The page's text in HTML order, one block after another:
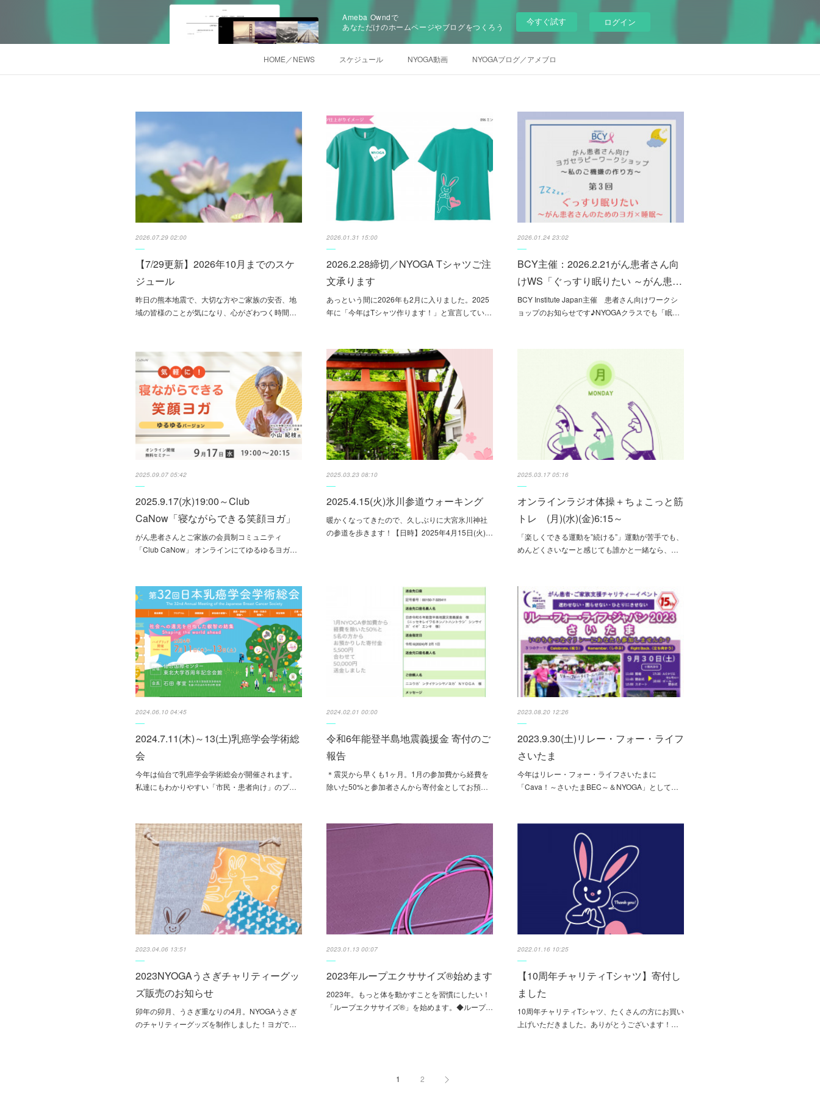
Ameba Owndで
あなただけのホームページやブログをつくろう
今すぐ試す ログイン
HOME／NEWS スケジュール NYOGA動画 NYOGAブログ／アメブロ
2026.07.29 02:00
【7/29更新】2026年10月までのスケ
ジュール
昨日の熊本地震で、大切な方やご家族の安否、地
域の皆様のことが気になり、心がざわつく時間…
2026.01.31 15:00
2026.2.28締切／NYOGA Tシャツご注
文承ります
あっという間に2026年も2月に入りました。2025
年に「今年はTシャツ作ります！」と宣言してい…
2026.01.24 23:02
BCY主催：2026.2.21がん患者さん向
けWS「ぐっすり眠りたい ～がん患…
BCY Institute Japan主催 患者さん向けワークシ
ョップのお知らせです♪NYOGAクラスでも「眠…
2025.09.07 05:42
2025.9.17(水)19:00～Club
CaNow「寝ながらできる笑顔ヨガ」
がん患者さんとご家族の会員制コミュニティ
「Club CaNow」 オンラインにてゆるゆるヨガ…
2025.03.23 08:10
2025.4.15(火)氷川参道ウォーキング
暖かくなってきたので、久しぶりに大宮氷川神社
の参道を歩きます！【日時】2025年4月15日(火)…
2025.03.17 05:16
オンラインラジオ体操＋ちょこっと筋
トレ (月)(水)(金)6:15～
「楽しくできる運動を”続ける”」運動が苦手でも、
めんどくさいなーと感じても誰かと一緒なら、…
2024.06.10 04:45
2024.7.11(木)～13(土)乳癌学会学術総
会
今年は仙台で乳癌学会学術総会が開催されます。
私達にもわかりやすい「市民・患者向け」のプ…
2024.02.01 00:00
令和6年能登半島地震義援金 寄付のご
報告
＊震災から早くも1ヶ月。1月の参加費から経費を
除いた50%と参加者さんから寄付金としてお預…
2023.08.20 12:26
2023.9.30(土)リレー・フォー・ライフ
さいたま
今年はリレー・フォー・ライフさいたまに
「Cava！～さいたまBEC～＆NYOGA」として…
2023.04.06 13:51
2023NYOGAうさぎチャリティーグッ
ズ販売のお知らせ
卯年の卯月、うさぎ重なりの4月。NYOGAうさぎ
のチャリティーグッズを制作しました！ヨガで…
2023.01.13 00:07
2023年ループエクササイズ®始めます
2023年。もっと体を動かすことを習慣にしたい！
「ループエクササイズ®」を始めます。◆ループ…
2022.01.16 10:25
【10周年チャリティTシャツ】寄付し
ました
10周年チャリティTシャツ、たくさんの方にお買い
上げいただきました。ありがとうございます！…
1 2